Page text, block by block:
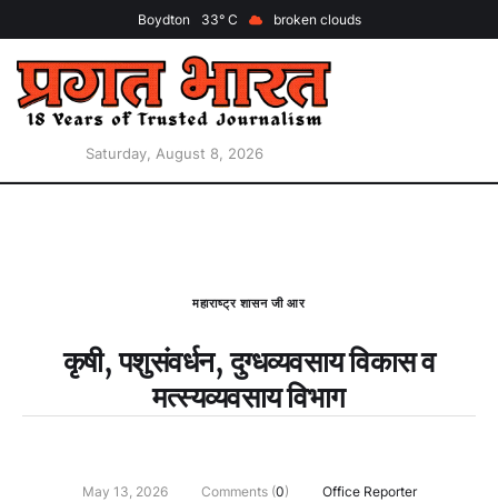
Boydton 33 broken clouds
Saturday, August 8, 2026
महाराष्ट्र शासन जी आर
कृषी, पशुसंवर्धन, दुग्‍धव्‍यवसाय विकास व
मत्‍स्‍यव्‍यवसाय विभाग
May 13, 2026 Comments (0) Office Reporter